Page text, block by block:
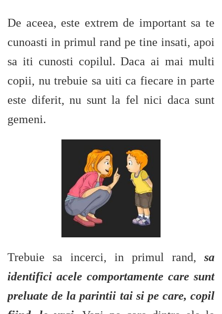
De aceea, este extrem de important sa te
cunoasti in primul rand pe tine insati, apoi
sa iti cunosti copilul. Daca ai mai multi
copii, nu trebuie sa uiti ca fiecare in parte
este diferit, nu sunt la fel nici daca sunt
gemeni.
Trebuie sa incerci, in primul rand, sa
identifici acele comportamente care sunt
preluate de la parintii tai si pe care, copil